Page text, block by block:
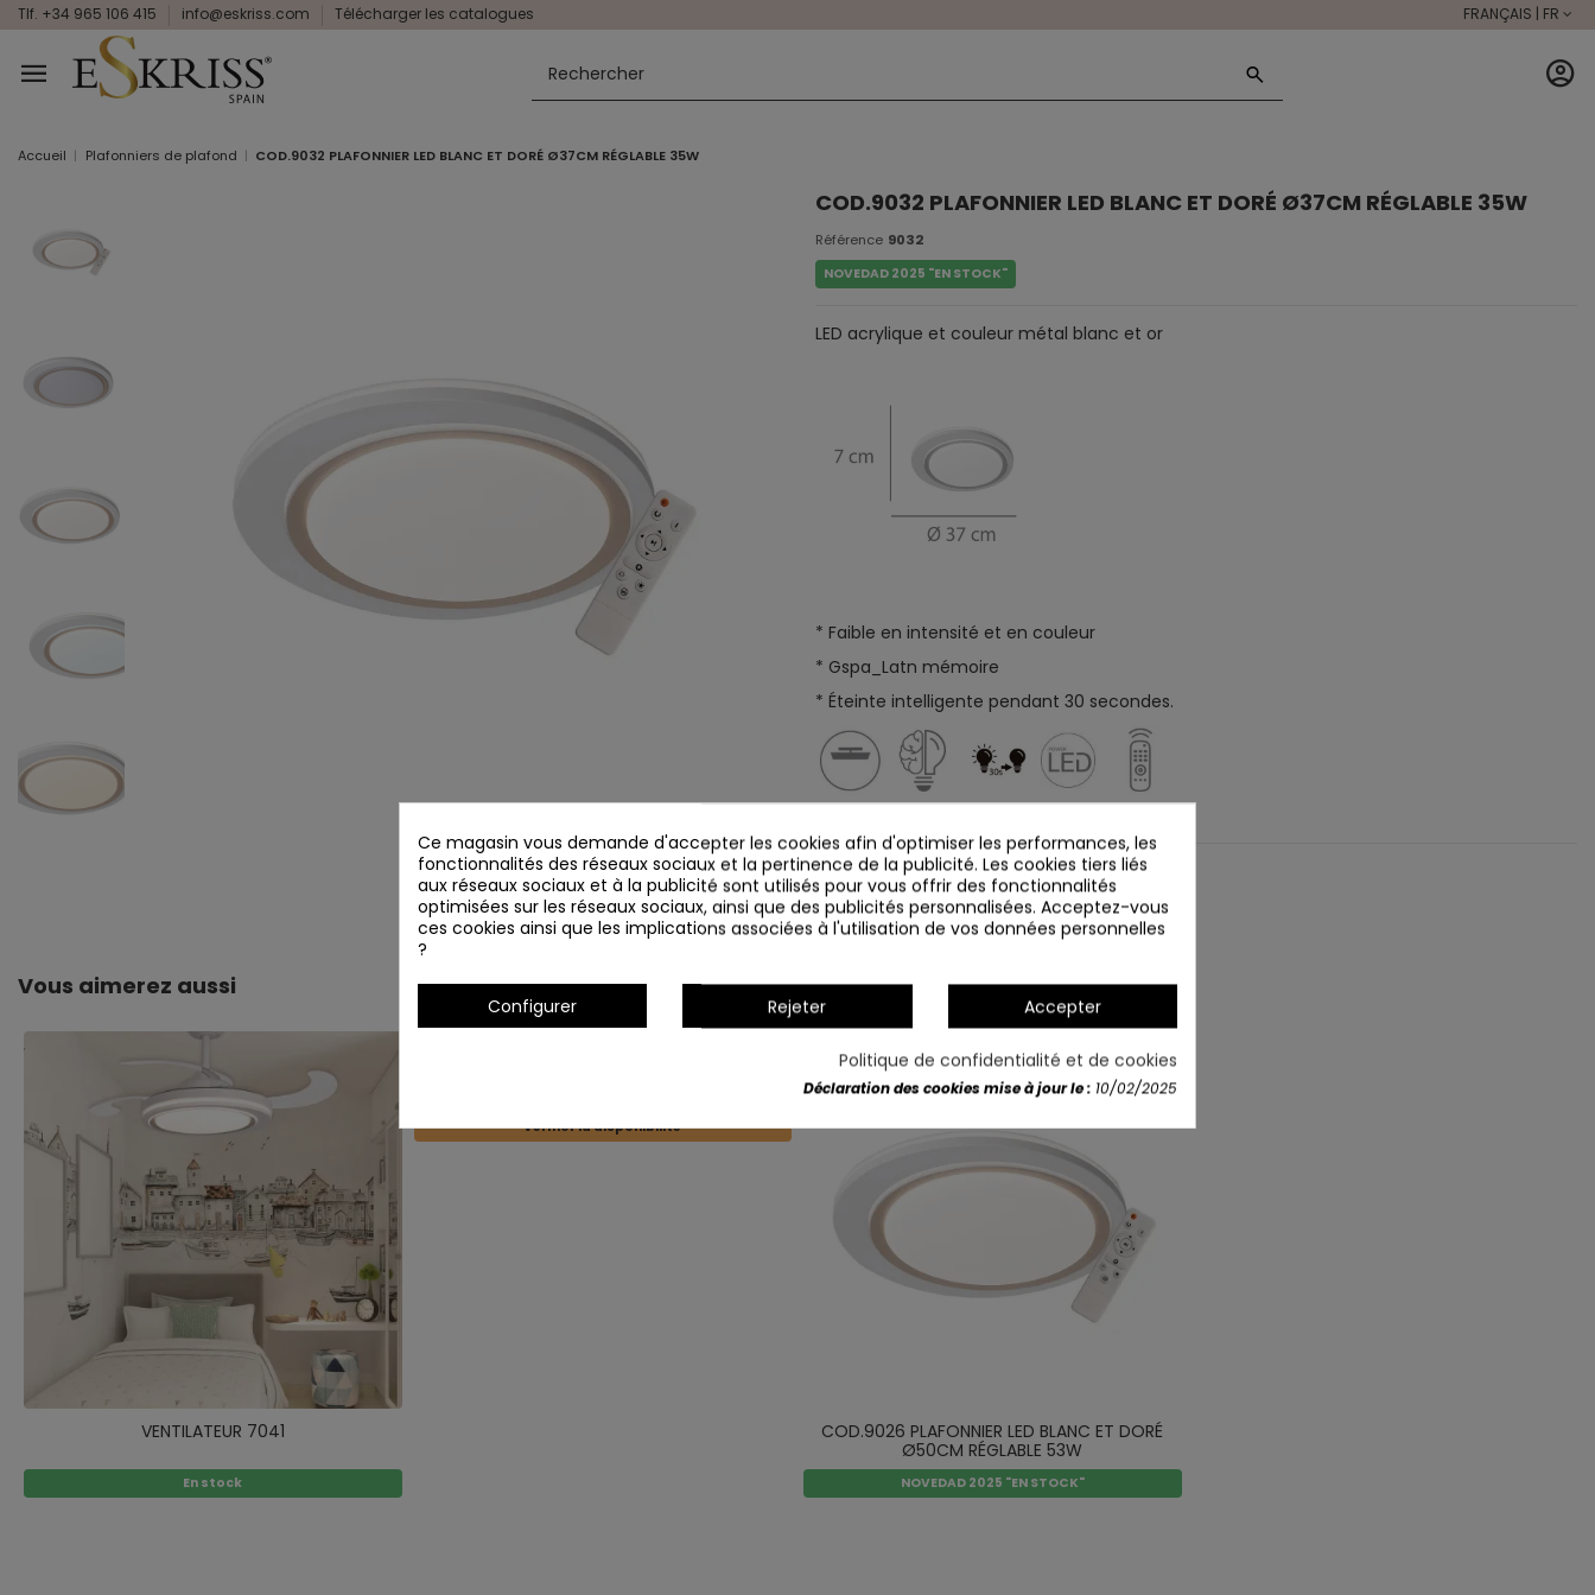
Tlf. +34 965 106 415 info@eskriss.com Télécharger les catalogues FRANÇAIS | FR
Accueil Plafonniers de plafond COD.9032 PLAFONNIER LED BLANC ET DORÉ Ø37CM RÉGLABLE 35W
COD.9032 PLAFONNIER LED BLANC ET DORÉ Ø37CM RÉGLABLE 35W
Référence 9032
NOVEDAD 2025 "EN STOCK"
LED acrylique et couleur métal blanc et or
* Faible en intensité et en couleur
* Gspa_Latn mémoire
* Éteinte intelligente pendant 30 secondes.
Détails du produit
Vous aimerez aussi
VENTILATEUR 7041
En stock
Vérifier la disponibilité
COD.9026 PLAFONNIER LED BLANC ET DORÉ
Ø50CM RÉGLABLE 53W
NOVEDAD 2025 "EN STOCK"
Ce magasin vous demande d'accepter les cookies afin d'optimiser les performances, les
fonctionnalités des réseaux sociaux et la pertinence de la publicité. Les cookies tiers liés
aux réseaux sociaux et à la publicité sont utilisés pour vous offrir des fonctionnalités
optimisées sur les réseaux sociaux, ainsi que des publicités personnalisées. Acceptez-vous
ces cookies ainsi que les implications associées à l'utilisation de vos données personnelles
?
Configurer Rejeter Accepter
Politique de confidentialité et de cookies
Déclaration des cookies mise à jour le : 10/02/2025